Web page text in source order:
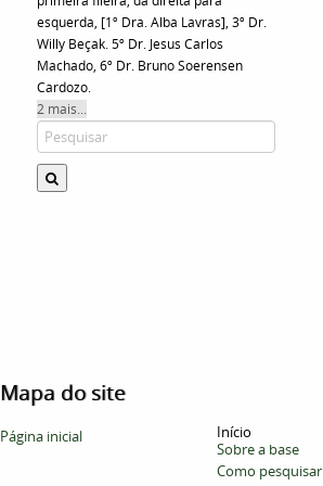
esquerda, [1º Dra. Alba Lavras], 3º Dr.
Willy Beçak. 5º Dr. Jesus Carlos
Machado, 6º Dr. Bruno Soerensen
Cardozo.
2 mais...
Mapa do site
Página inicial
Início
Sobre a base
Como pesquisar